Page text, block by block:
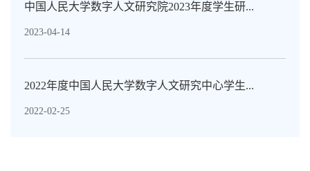
中国人民大学数字人文研究院2023年度学生研...
2023-04-14
2022年度中国人民大学数字人文研究中心学生...
2022-02-25